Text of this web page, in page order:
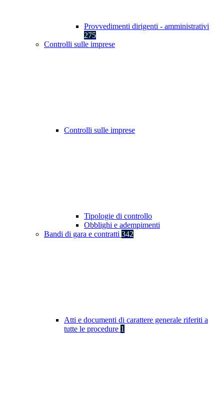
Provvedimenti dirigenti - amministrativi
275
Controlli sulle imprese
Controlli sulle imprese
Tipologie di controllo
Obblighi e adempimenti
Bandi di gara e contratti 342
Atti e documenti di carattere generale riferiti a
tutte le procedure 1